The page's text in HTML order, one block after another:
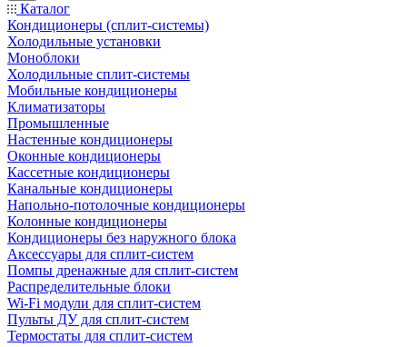
Каталог
Кондиционеры (сплит-системы)
Холодильные установки
Моноблоки
Холодильные сплит-системы
Мобильные кондиционеры
Климатизаторы
Промышленные
Настенные кондиционеры
Оконные кондиционеры
Кассетные кондиционеры
Канальные кондиционеры
Напольно-потолочные кондиционеры
Колонные кондиционеры
Кондиционеры без наружного блока
Аксессуары для сплит-систем
Помпы дренажные для сплит-систем
Распределительные блоки
Wi-Fi модули для сплит-систем
Пульты ДУ для сплит-систем
Термостаты для сплит-систем